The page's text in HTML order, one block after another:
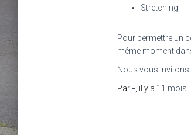
Stretching
Pour permettre un
même moment
Nous vous invitons
Par - , il y a 11 mois